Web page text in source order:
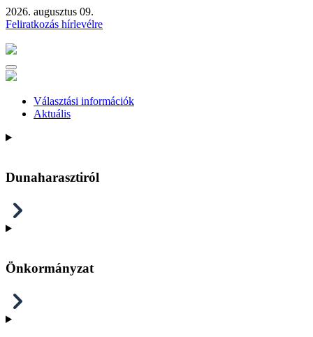
2026. augusztus 09.
Feliratkozás hírlevélre
Választási információk
Aktuális
Dunaharasztiról
Önkormányzat